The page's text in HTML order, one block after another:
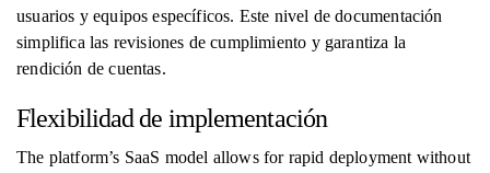
usuarios y equipos específicos. Este nivel de documentación
simplifica las revisiones de cumplimiento y garantiza la
rendición de cuentas.
Flexibilidad de implementación
The platform’s SaaS model allows for rapid deployment without